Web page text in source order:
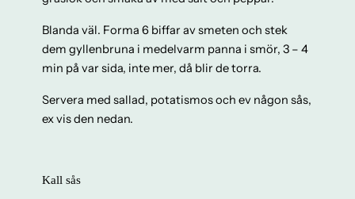
Blanda väl. Forma 6 biffar av smeten och stek
dem gyllenbruna i medelvarm panna i smör, 3 – 4
min på var sida, inte mer, då blir de torra.
Servera med sallad, potatismos och ev någon sås,
ex vis den nedan.
Kall sås